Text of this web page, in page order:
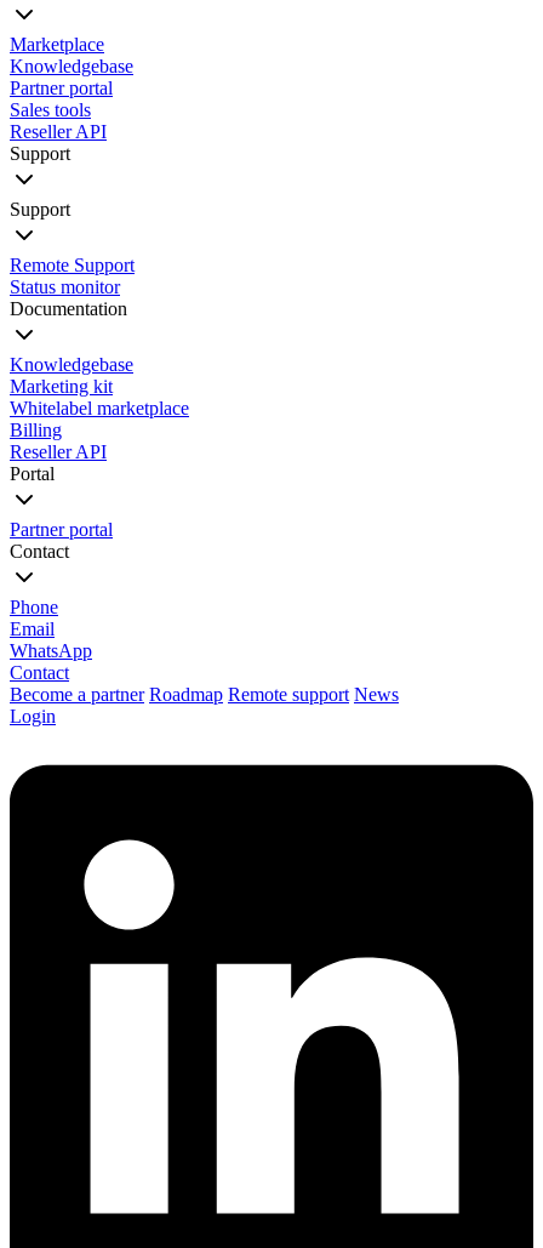
Marketplace
Knowledgebase
Partner portal
Sales tools
Reseller API
Support
Support
Remote Support
Status monitor
Documentation
Knowledgebase
Marketing kit
Whitelabel marketplace
Billing
Reseller API
Portal
Partner portal
Contact
Phone
Email
WhatsApp
Contact
Become a partner Roadmap Remote support News
Login